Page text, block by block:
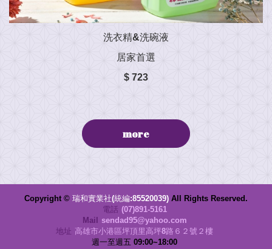
洗衣精&洗碗液
居家首選
$ 723
more
Copyright © 瑞和實業社(統編:85520039) All Rights Reserved.
電話 (07)891-5161
Mail
sendad95@yahoo.com
地址 高雄市小港區坪頂里高坪8路６２號２樓
週一至週五 09:00~18:00